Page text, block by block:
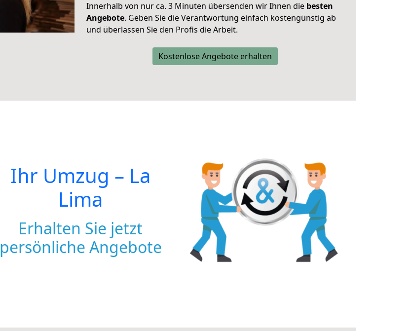
Innerhalb von nur ca. 3 Minuten übersenden wir Ihnen die besten
Angebote. Geben Sie die Verantwortung einfach kostengünstig ab
und überlassen Sie den Profis die Arbeit.
Kostenlose Angebote erhalten
Ihr Umzug – La
Lima
Erhalten Sie jetzt
persönliche Angebote